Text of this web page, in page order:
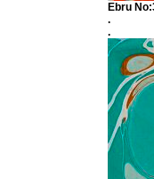
Ebru
.
.